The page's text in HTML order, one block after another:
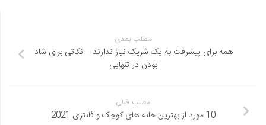
مطلب بعدی
همه برای پیشرفت به یک شریک نیاز ندارند – نکاتی برای شاد
بودن در تنهایی
مطلب قبلی
10 مورد از بهترین خانه های کوچک و فانتزی 2021